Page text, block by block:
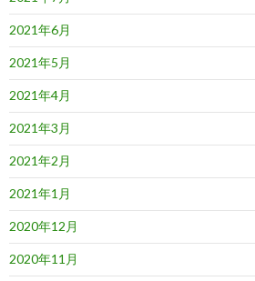
2021年6月
2021年5月
2021年4月
2021年3月
2021年2月
2021年1月
2020年12月
2020年11月